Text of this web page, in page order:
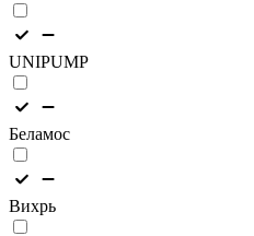
UNIPUMP
Беламос
Вихрь